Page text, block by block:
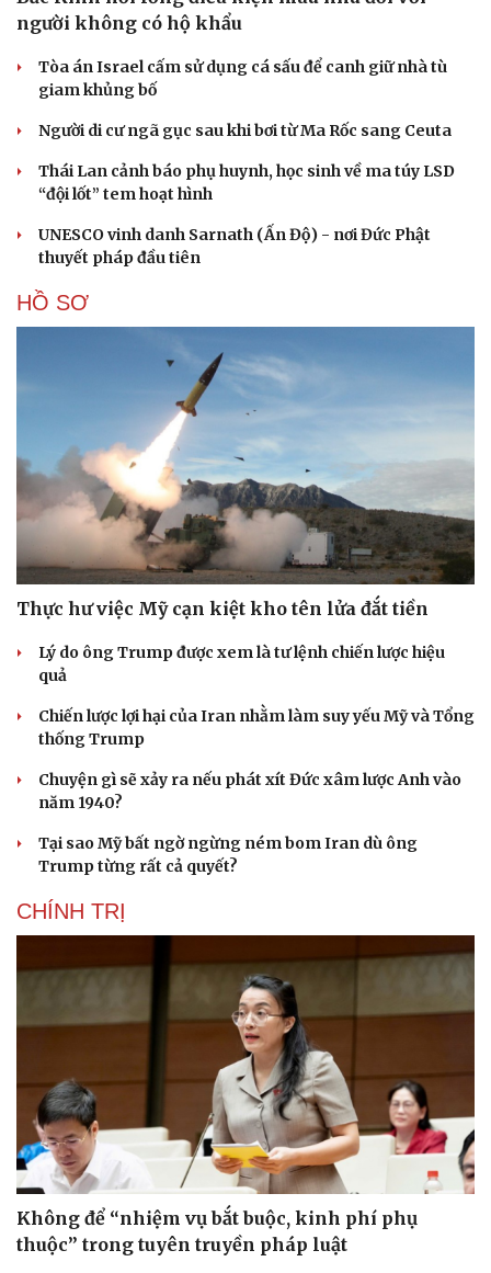
người không có hộ khẩu
Tòa án Israel cấm sử dụng cá sấu để canh giữ nhà tù
giam khủng bố
Người di cư ngã gục sau khi bơi từ Ma Rốc sang Ceuta
Thái Lan cảnh báo phụ huynh, học sinh về ma túy LSD
“đội lốt” tem hoạt hình
UNESCO vinh danh Sarnath (Ấn Độ) - nơi Đức Phật
thuyết pháp đầu tiên
HỒ SƠ
Thực hư việc Mỹ cạn kiệt kho tên lửa đắt tiền
Lý do ông Trump được xem là tư lệnh chiến lược hiệu
quả
Chiến lược lợi hại của Iran nhằm làm suy yếu Mỹ và Tổng
thống Trump
Chuyện gì sẽ xảy ra nếu phát xít Đức xâm lược Anh vào
năm 1940?
Tại sao Mỹ bất ngờ ngừng ném bom Iran dù ông
Trump từng rất cả quyết?
CHÍNH TRỊ
Không để “nhiệm vụ bắt buộc, kinh phí phụ
thuộc” trong tuyên truyền pháp luật